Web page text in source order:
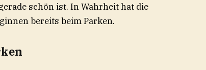
schön ist. In Wahrheit hat die
bereits beim Parken.